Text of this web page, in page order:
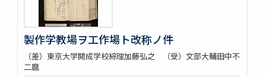
製作学教場ヲ工作場ト改称ノ件
（差）東京大学開成学校綜理加藤弘之 （受）文部大輔田中不
二麿